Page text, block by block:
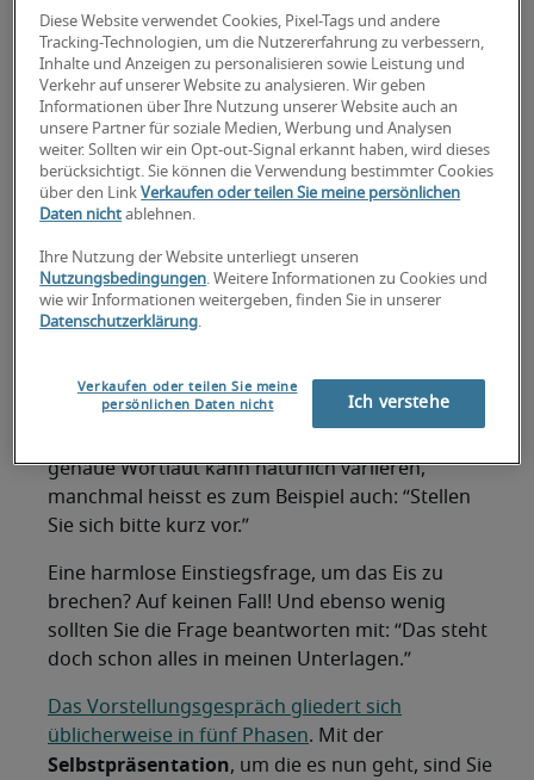
gehört in eine Selbstpräsentation
4 Fehler, die Sie in Ihrer Selbstvorstellung
vermeiden sollten
So nutzen Sie die Bühne im
Bewerbungsgespräch optimal
“Erzählen Sie von sich”:
Alles andere als harmlos
Der Personaler hat Sie begrüsst, den
diesem Punkt im Vorstellungsgespräch ist jeden
Moment mit der Aufforderung zu rechnen:
genaue Wortlaut kann natürlich variieren,
manchmal heisst es zum Beispiel auch: “Stellen
Sie sich bitte kurz vor.”
Eine harmlose Einstiegsfrage, um das Eis zu
brechen? Auf keinen Fall! Und ebenso wenig
sollten Sie die Frage beantworten mit: “Das steht
doch schon alles in meinen Unterlagen.”
Das Vorstellungsgespräch gliedert sich
üblicherweise in fünf Phasen. Mit der
Selbstpräsentation, um die es nun geht, sind Sie
Diese Website verwendet Cookies, Pixel-Tags und andere
Tracking-Technologien, um die Nutzererfahrung zu verbessern,
Inhalte und Anzeigen zu personalisieren sowie Leistung und
Verkehr auf unserer Website zu analysieren. Wir geben
Informationen über Ihre Nutzung unserer Website auch an
unsere Partner für soziale Medien, Werbung und Analysen
weiter. Sollten wir ein Opt-out-Signal erkannt haben, wird dieses
berücksichtigt. Sie können die Verwendung bestimmter Cookies
über den LinkVerkaufen oder teilen Sie meine persönlichen
Daten nicht ablehnen.
Ihre Nutzung der Website unterliegt unseren
Nutzungsbedingungen . Weitere Informationen zu Cookies und
wie wir Informationen weitergeben, finden Sie in unserer
Datenschutzerklärung
Verkaufen oder teilen Sie meine
persönlichen Daten nicht
Ich verstehe